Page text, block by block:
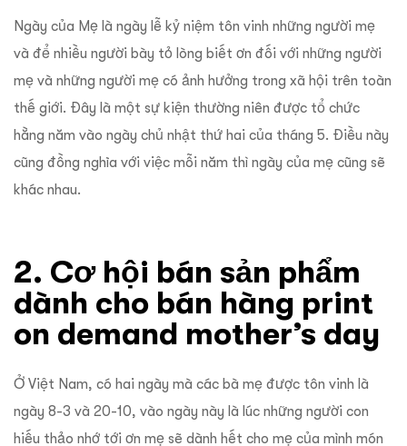
Ngày của Mẹ là ngày lễ kỷ niệm tôn vinh những người mẹ
và để nhiều người bày tỏ lòng biết ơn đối với những người
mẹ và những người mẹ có ảnh hưởng trong xã hội trên toàn
thế giới. Đây là một sự kiện thường niên được tổ chức
hằng năm vào ngày chủ nhật thứ hai của tháng 5. Điều này
cũng đồng nghĩa với việc mỗi năm thì ngày của mẹ cũng sẽ
khác nhau.
2. Cơ hội bán sản phẩm
dành cho bán hàng print
on demand mother’s day
Ở Việt Nam, có hai ngày mà các bà mẹ được tôn vinh là
ngày 8-3 và 20-10, vào ngày này là lúc những người con
hiếu thảo nhớ tới ơn mẹ sẽ dành hết cho mẹ của mình món